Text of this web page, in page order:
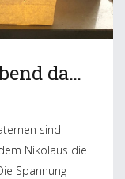
da…
sind
Nikolaus die
Spannung